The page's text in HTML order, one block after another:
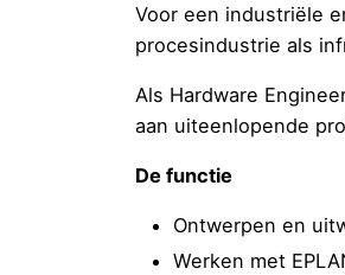
Voor een industriële
procesindustrie als
Als Hardware
aan uiteenlopende
De functie
Ontwerpen en
Werken met